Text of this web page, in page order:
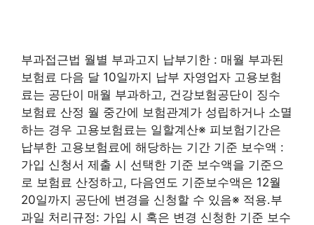
부과접근법 월별 부과고지 납부기한 : 매월 부과된
보험료 다음 달 10일까지 납부 자영업자 고용보험
료는 공단이 매월 부과하고, 건강보험공단이 징수
보험료 산정 월 중간에 보험관계가 성립하거나 소멸
하는 경우 고용보험료는 일할계산※ 피보험기간은
납부한 고용보험료에 해당하는 기간 기준 보수액 :
가입 신청서 제출 시 선택한 기준 보수액을 기준으
로 보험료 산정하고, 다음연도 기준보수액은 12월
20일까지 공단에 변경을 신청할 수 있음※ 적용․부
과일 처리규정: 가입 시 혹은 변경 신청한 기준 보수